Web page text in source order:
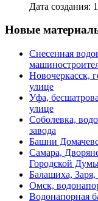
Дата создания:
Новые
Снесенная
Новочеркасск,
улице
Уфа,
улице
Соболевка,
завода
Башни
Самара,
Городской
Балашиха,
Омск,
Водонапорная